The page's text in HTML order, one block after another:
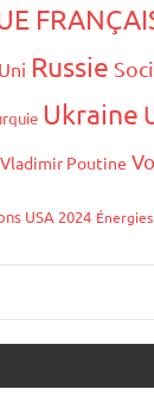
Russie
Ukraine
Vladimir Poutine
USA 2024 Énergies